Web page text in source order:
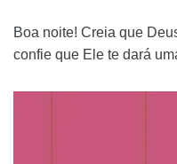
Boa noite! Creia que
confie que Ele te dará